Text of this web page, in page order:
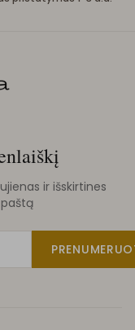
ir išskirtines